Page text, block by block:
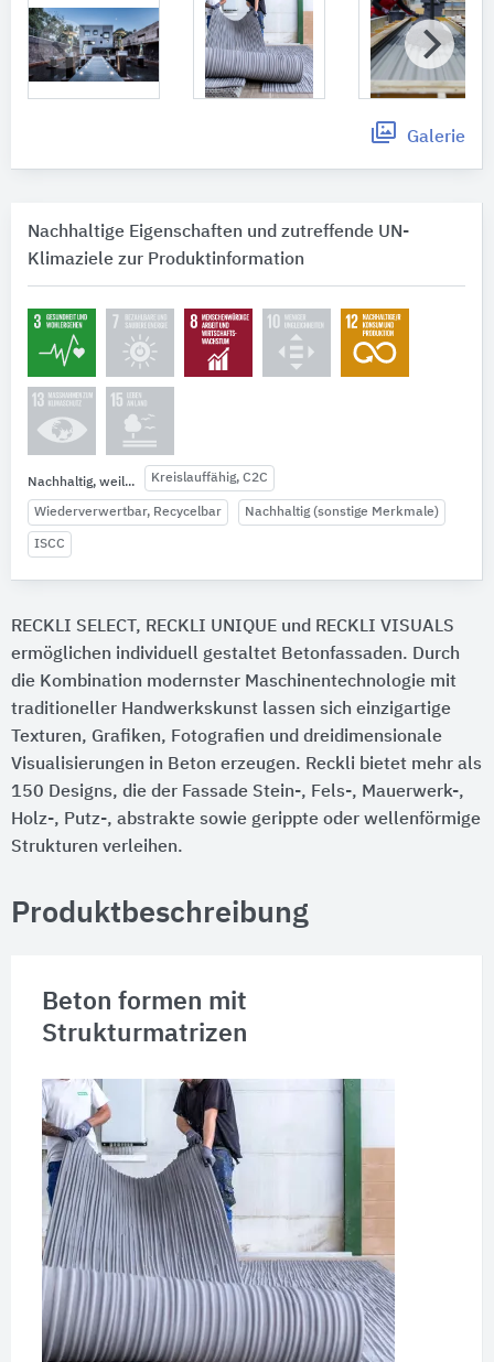
Galerie
Nachhaltige Eigenschaften und zutreffende UN-
Klimaziele zur Produktinformation
Nachhaltig, weil... Kreislauffähig, C2C
Wiederverwertbar, Recycelbar Nachhaltig (sonstige Merkmale)
ISCC
RECKLI SELECT, RECKLI UNIQUE und RECKLI VISUALS
ermöglichen individuell gestaltet Betonfassaden. Durch
die Kombination modernster Maschinentechnologie mit
traditioneller Handwerkskunst lassen sich einzigartige
Texturen, Grafiken, Fotografien und dreidimensionale
Visualisierungen in Beton erzeugen. Reckli bietet mehr als
150 Designs, die der Fassade Stein-, Fels-, Mauerwerk-,
Holz-, Putz-, abstrakte sowie gerippte oder wellenförmige
Strukturen verleihen.
Produktbeschreibung
Beton formen mit
Strukturmatrizen